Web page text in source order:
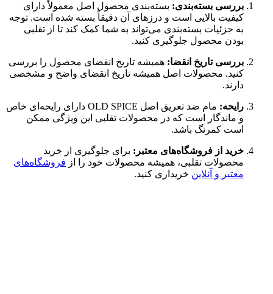
بررسی بسته‌بندی: بسته‌بندی محصول اصل معمولاً دارای
کیفیت بالایی است و درزهای آن دقیقاً بسته شده است. توجه
به جزئیات بسته‌بندی می‌تواند به شما کمک کند تا از تقلبی
بودن محصول جلوگیری کنید.
بررسی تاریخ انقضا: همیشه تاریخ انقضای محصول را بررسی
کنید. محصولات اصل همیشه تاریخ انقضای واضح و مشخصی
دارند.
رایحه:
مام ضد تعریق اصل OLD SPICE دارای رایحه‌ای خاص
و ماندگار است که در محصولات تقلبی این ویژگی ممکن
است کمرنگ باشد.
خرید از فروشگاه‌های معتبر: برای جلوگیری از خرید
محصولات تقلبی، همیشه محصولات خود را از فروشگاه‌های
معتبر و آنلاین خریداری کنید.